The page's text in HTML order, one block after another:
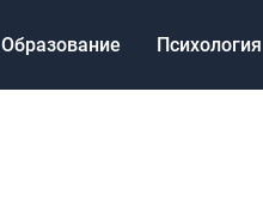
Образование Психология